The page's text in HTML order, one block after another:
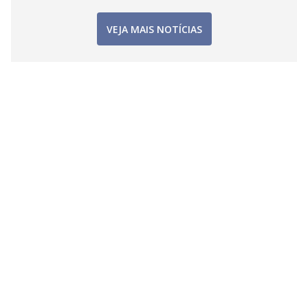
VEJA MAIS NOTÍCIAS